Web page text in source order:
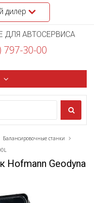
дилер
ДЛЯ АВТОСЕРВИСА
797-30-00
Балансировочные станки
Hofmann Geodyna